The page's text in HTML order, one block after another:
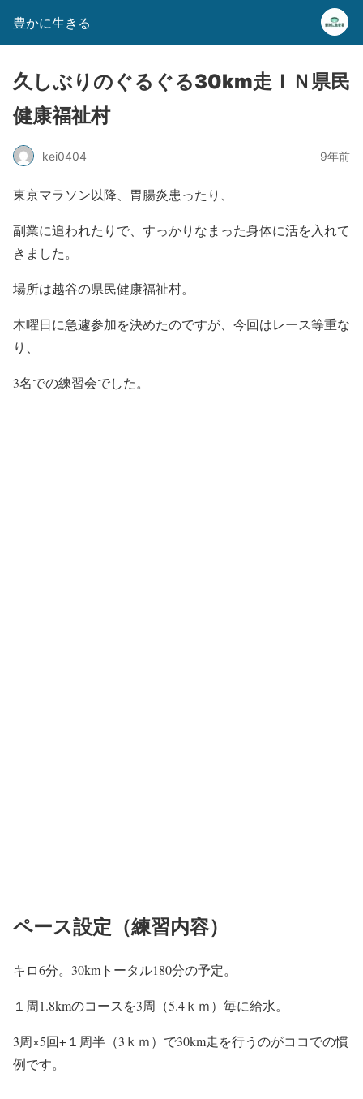
豊かに生きる
久しぶりのぐるぐる30km走ＩＮ県民
健康福祉村
kei0404 9年前
東京マラソン以降、胃腸炎患ったり、
副業に追われたりで、すっかりなまった身体に活を入れて
きました。
場所は越谷の県民健康福祉村。
木曜日に急遽参加を決めたのですが、今回はレース等重な
り、
3名での練習会でした。
ペース設定（練習内容）
キロ6分。30kmトータル180分の予定。
１周1.8kmのコースを3周（5.4ｋｍ）毎に給水。
3周×5回+１周半（3ｋｍ）で30km走を行うのがココでの慣
例です。